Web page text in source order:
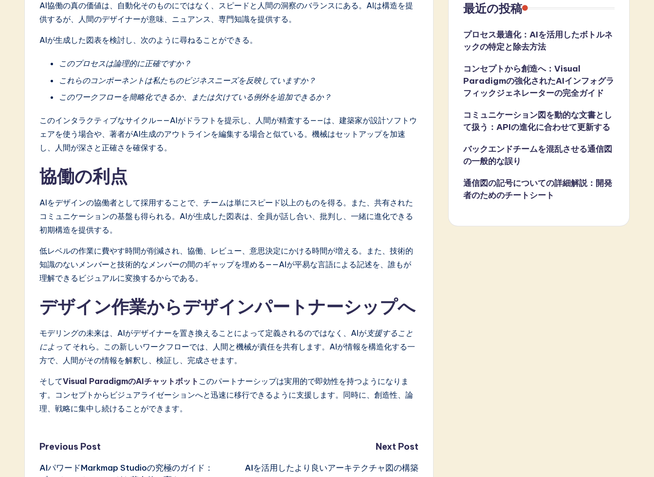
AI協働の真の価値は、自動化そのものにではなく、スピードと人間の洞察のバランスにある。AIは構造を提
供するが、人間のデザイナーが意味、ニュアンス、専門知識を提供する。
AIが生成した図表を検討し、次のように尋ねることができる。
このプロセスは論理的に正確ですか？
これらのコンポーネントは私たちのビジネスニーズを反映していますか？
このワークフローを簡略化できるか、または欠けている例外を追加できるか？
このインタラクティブなサイクル——AIがドラフトを提示し、人間が精査する——は、建築家が設計ソフトウ
ェアを使う場合や、著者がAI生成のアウトラインを編集する場合と似ている。機械はセットアップを加速
し、人間が深さと正確さを確保する。
協働の利点
AIをデザインの協働者として採用することで、チームは単にスピード以上のものを得る。また、共有された
コミュニケーションの基盤も得られる。AIが生成した図表は、全員が話し合い、批判し、一緒に進化できる
初期構造を提供する。
低レベルの作業に費やす時間が削減され、協働、レビュー、意思決定にかける時間が増える。また、技術的
知識のないメンバーと技術的なメンバーの間のギャップを埋める——AIが平易な言語による記述を、誰もが
理解できるビジュアルに変換するからである。
デザイン作業からデザインパートナーシップへ
モデリングの未来は、AIがデザイナーを置き換えることによって定義されるのではなく、AIが支援すること
によってそれら。この新しいワークフローでは、人間と機械が責任を共有します。AIが情報を構造化する一
方で、人間がその情報を解釈し、検証し、完成させます。
そしてVisual ParadigmのAIチャットボット このパートナーシップは実用的で即効性を持つようになりま
す。コンセプトからビジュアライゼーションへと迅速に移行できるように支援します。同時に、創造性、論
理、戦略に集中し続けることができます。
Post
Previous Post
AIパワードMarkmap Studioの究極のガイド：
Next Post
AIを活用したより良いアーキテクチャ図の構築
最近の投稿
プロセス最適化：AIを活用したボトルネ
ックの特定と除去方法
コンセプトから創造へ：Visual
Paradigmの強化されたAIインフォグラ
フィックジェネレーターの完全ガイド
コミュニケーション図を動的な文書とし
て扱う：APIの進化に合わせて更新する
バックエンドチームを混乱させる通信図
の一般的な誤り
通信図の記号についての詳細解説：開発
者のためのチートシート